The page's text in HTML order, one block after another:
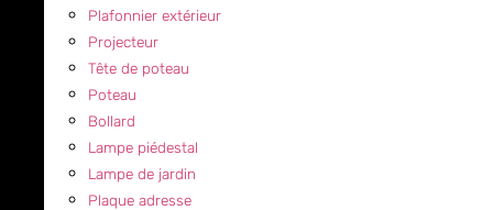
Plafonnier extérieur
Projecteur
Tête de poteau
Poteau
Bollard
Lampe piédestal
Lampe de jardin
Plaque adresse